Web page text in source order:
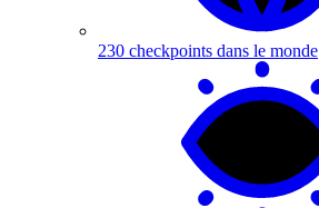
230 checkpoints dans le monde